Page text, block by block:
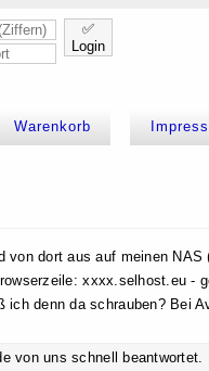
✅
Login
Warenkorb
von dort aus auf meinen NAS
xxxx.selhost.eu -
denn da schrauben? Bei
von uns schnell beantwortet.